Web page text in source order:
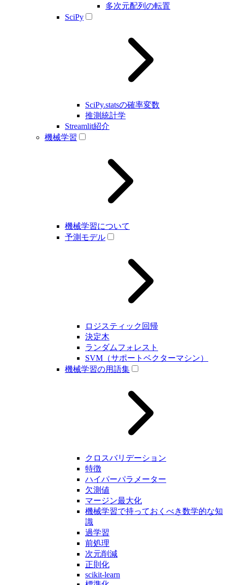
多次元配列の転置
SciPy
SciPy.statsの確率変数
推測統計学
Streamlit紹介
機械学習
機械学習について
予測モデル
ロジスティック回帰
決定木
ランダムフォレスト
SVM（サポートベクターマシン）
機械学習の用語集
クロスバリデーション
特徴
ハイパーパラメーター
欠測値
マージン最大化
機械学習で持っておくべき数学的な知
識
過学習
前処理
次元削減
正則化
scikit-learn